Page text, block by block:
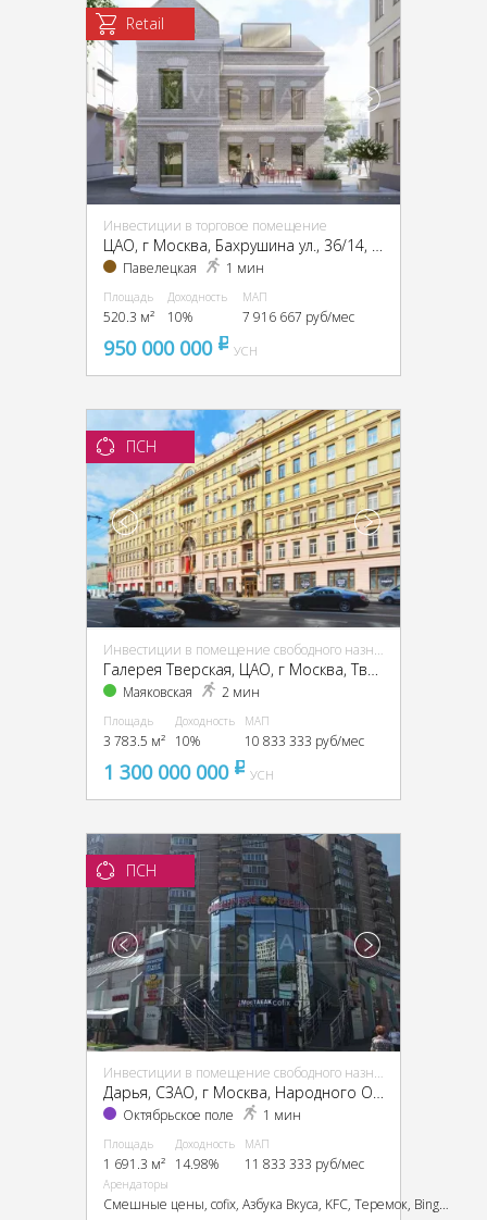
Retail
Инвестиции в торговое помещение
ЦАО, г Москва, Бахрушина ул., 36/14, стр. 3
Павелецкая 1 мин
Площадь
520.3 м²
Доходность
10%
МАП
7 916 667 руб/мес
950 000 000 pуб
УСН
ПСН
Инвестиции в помещение свободного назначения (ПСН)
Маяковская 2 мин
Площадь
3 783.5 м²
Доходность
10%
МАП
10 833 333 руб/мес
1 300 000 000 pуб
УСН
ПСН
Инвестиции в помещение свободного назначения (ПСН)
Дарья, CЗАО, г Москва, Народного Ополчения ул., 46, кор. 1
Октябрьское поле 1 мин
Площадь
1 691.3 м²
Доходность
14.98%
МАП
11 833 333 руб/мес
Арендаторы
Смешные цены, cofix, Азбука Вкуса, KFC, Теремок, Bingo Boom, TEZ TOUR